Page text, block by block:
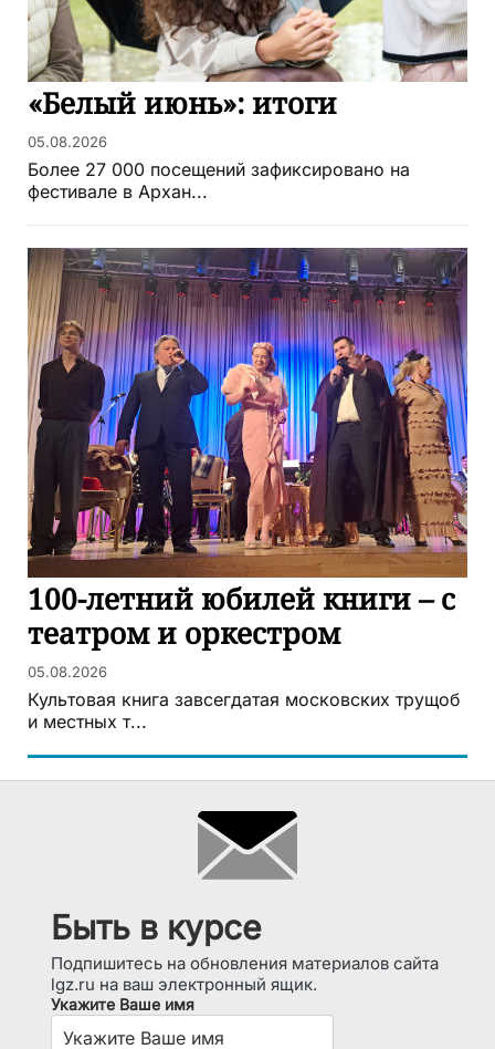
«Белый июнь»: итоги
05.08.2026
Более 27 000 посещений зафиксировано на
фестивале в Архан...
100-летний юбилей книги – с
театром и оркестром
05.08.2026
Культовая книга завсегдатая московских трущоб
и местных т...
Быть в курсе
Подпишитесь на обновления материалов сайта
lgz.ru на ваш электронный ящик.
Укажите Ваше имя